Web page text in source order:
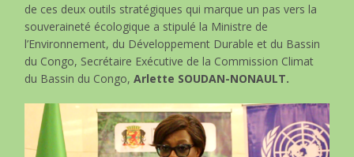
de ces deux outils stratégiques qui marque un pas vers la
souveraineté écologique a stipulé la Ministre de
l’Environnement, du Développement Durable et du Bassin
du Congo, Secrétaire Exécutive de la Commission Climat
du Bassin du Congo,Arlette SOUDAN-NONAULT.